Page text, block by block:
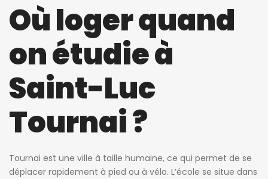
Où loger quand
on étudie à
Saint-Luc
Tournai ?
Tournai est une ville à taille humaine, ce qui permet de se
déplacer rapidement à pied ou à vélo. L’école se situe dans